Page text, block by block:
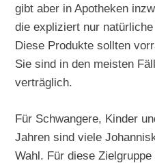
gibt aber in Apotheken
die expliziert nur
Diese Produkte sollten
Sie sind in den meisten
verträglich.
Für Schwangere, Kinder
Jahren sind viele
Wahl. Für diese